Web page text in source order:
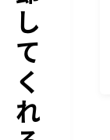
し
て
く
れ